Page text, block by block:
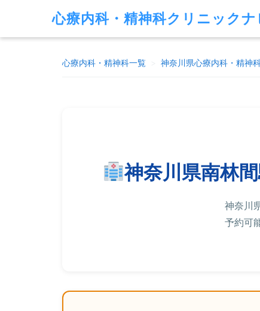
心療内科・精神科クリニックナ
心療内科・精神科一覧 神奈川県心療内科・精神
神奈川県南林
神奈川
予約可